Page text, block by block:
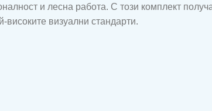
и лесна работа. С този комплект
визуални стандарти.